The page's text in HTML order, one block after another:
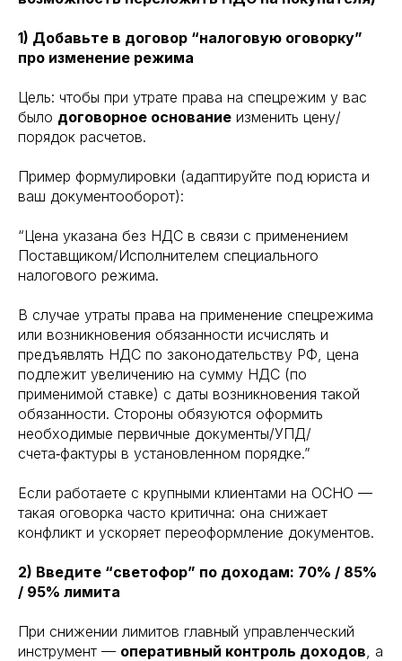
1) Добавьте в договор “налоговую оговорку”
про изменение режима
Цель: чтобы при утрате права на спецрежим у вас
было договорное основание изменить цену/
порядок расчетов.
Пример формулировки (адаптируйте под юриста и
ваш документооборот):
“Цена указана без НДС в связи с применением
Поставщиком/Исполнителем специального
налогового режима.
В случае утраты права на применение спецрежима
или возникновения обязанности исчислять и
предъявлять НДС по законодательству РФ, цена
подлежит увеличению на сумму НДС (по
применимой ставке) с даты возникновения такой
обязанности. Стороны обязуются оформить
необходимые первичные документы/УПД/
счета‑фактуры в установленном порядке.”
Если работаете с крупными клиентами на ОСНО —
такая оговорка часто критична: она снижает
конфликт и ускоряет переоформление документов.
2) Введите “светофор” по доходам: 70% / 85%
/ 95% лимита
При снижении лимитов главный управленческий
инструмент — оперативный контроль доходов, а